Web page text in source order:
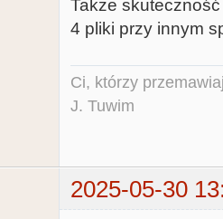
Także
4 pliki przy innym
Ci, którzy
J. Tuwim
2025-05-30